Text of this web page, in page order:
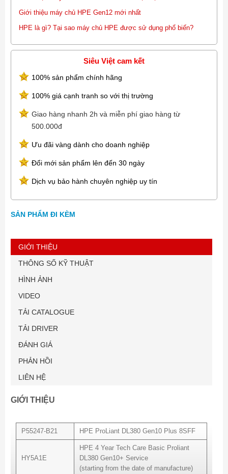
Form Factor 2U Rack
Giới thiệu máy chủ HPE Gen12 mới nhất
HPE là gì? Tại sao máy chủ HPE được sử dụng phổ biến?
Siêu Việt cam kết
100% sản phẩm chính hãng
100% giá cạnh tranh so với thị trường
Giao hàng nhanh 2h và miễn phí giao hàng từ
500.000đ
Ưu đãi vàng dành cho doanh nghiệp
Đổi mới sản phẩm lên đến 30 ngày
Dịch vụ bảo hành chuyên nghiệp uy tín
SẢN PHẨM ĐI KÈM
GIỚI THIỆU
THÔNG SỐ KỸ THUẬT
HÌNH ẢNH
VIDEO
TẢI CATALOGUE
TẢI DRIVER
ĐÁNH GIÁ
PHẢN HỒI
LIÊN HỆ
GIỚI THIỆU
P55247-B21 HPE ProLiant DL380 Gen10 Plus 8SFF
HY5A1E
HPE 4 Year Tech Care Basic Proliant
DL380 Gen10+ Service
(starting from the date of manufacture)